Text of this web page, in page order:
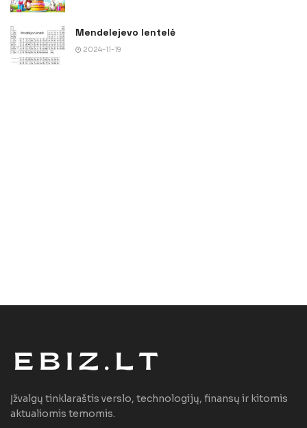
Mendelejevo lentelė
2024-11-19
Įžvalgų tinklaraštis verslo, technologijų, finansų ir kitomis
aktualiomis temomis.